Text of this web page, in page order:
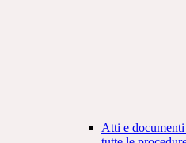
Atti e